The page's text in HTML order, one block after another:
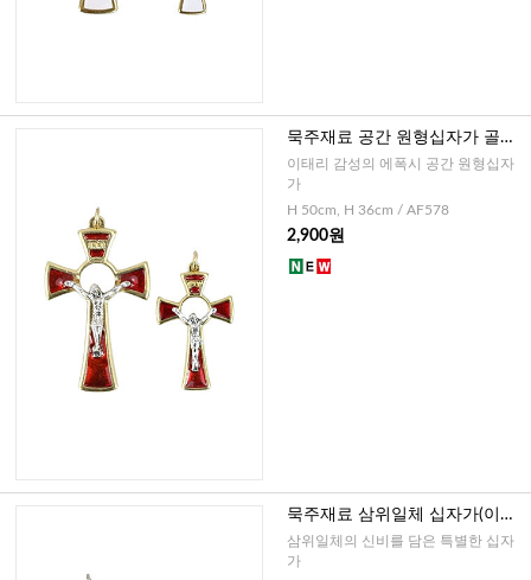
묵주재료 공간 원형십자가 골드
레드(이태리)-대,소
이태리 감성의 에폭시 공간 원형십자
가
H 50cm, H 36cm / AF578
2,900원
묵주재료 삼위일체 십자가(이태
리)-대,중,소
삼위일체의 신비를 담은 특별한 십자
가